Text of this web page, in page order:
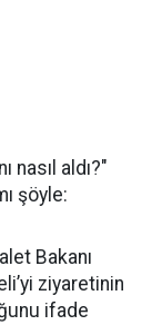
nasıl aldı?"
şöyle:
Bakanı
ziyaretinin
ifade